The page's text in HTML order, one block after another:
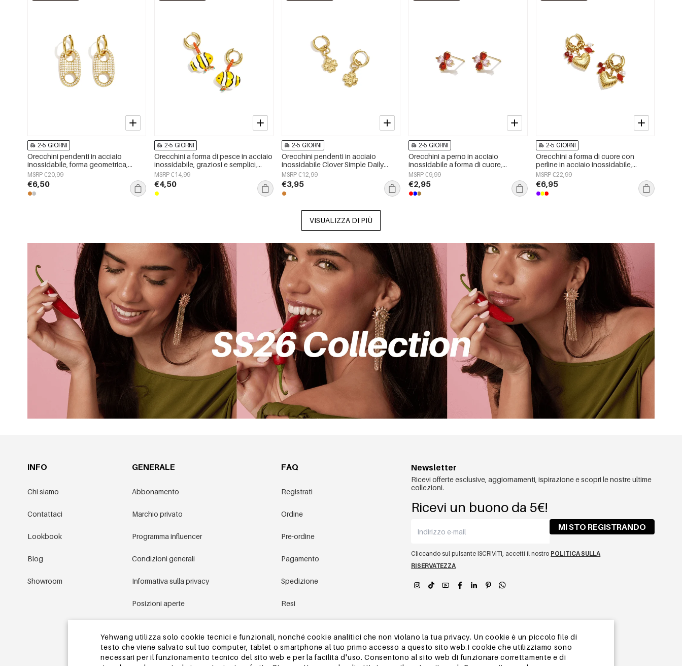
Yehwang utilizza solo cookie tecnici e funzionali, nonché cookie analitici che non violano la tua privacy. Un cookie è un piccolo file di
testo che viene salvato sul tuo computer, tablet o smartphone al tuo primo accesso a questo sito web.I cookie che utilizziamo sono
necessari per il funzionamento tecnico del sito web e per la facilità d'uso. Consentono al sito web di funzionare correttamente e di
2-5 GIORNI
Orecchini pendenti in acciaio
inossidabile, forma geometrica,
semplici, serie &quot;Daily
Simple&quot;, gioielli da donna.
MSRP €20,99
€6,50
2-5 GIORNI
Orecchini a forma di pesce in acciaio
inossidabile, graziosi e semplici,
della serie Daily Simple, gioielli da
donna.
MSRP €14,99
€4,50
2-5 GIORNI
Orecchini pendenti in acciaio
inossidabile Clover Simple Daily
Simple Series Gioielli da donna
MSRP €12,99
€3,95
2-5 GIORNI
Orecchini a perno in acciaio
inossidabile a forma di cuore,
semplici, della serie Daily Simple,
gioielli da donna.
MSRP €9,99
€2,95
2-5 GIORNI
Orecchini a forma di cuore con
perline in acciaio inossidabile,
semplici, della serie Daily Simple,
gioielli da donna.
MSRP €22,99
€6,95
VISUALIZZA DI PIÙ
INFO
Chi siamo
Contattaci
Lookbook
Blog
Showroom
GENERALE
Abbonamento
Marchio privato
Programma influencer
Condizioni generali
Informativa sulla privacy
Posizioni aperte
Mappa del sito
FAQ
Registrati
Ordine
Pre-ordine
Pagamento
Spedizione
Resi
Altre domande
Newsletter
Ricevi offerte esclusive, aggiornamenti, ispirazione e scopri le nostre ultime
collezioni.
Ricevi un buono da 5€!
MI STO REGISTRANDO
Cliccando sul pulsante ISCRIVITI, accetti il ​​nostro POLITICA SULLA
RISERVATEZZA
YEHWANG app